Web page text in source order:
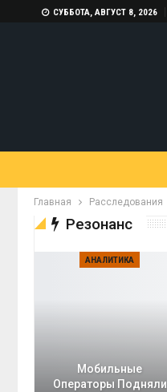
СУББОТА, АВГУСТ 8, 2026
Главная Расследования
Резонанс
АНАЛИТИКА
Мобильные
Операторы Подняли